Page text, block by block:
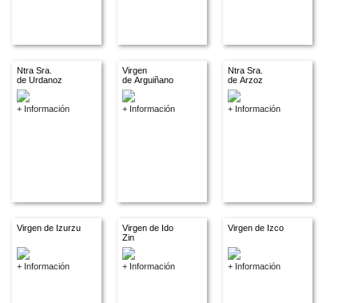
Ntra Sra.
de Urdanoz
+ Información
Virgen
de Arguiñano
+ Información
Ntra Sra.
de Arzoz
+ Información
Virgen de Izurzu
+ Información
Virgen de Ido
Zin
+ Información
Virgen de Izco
+ Información